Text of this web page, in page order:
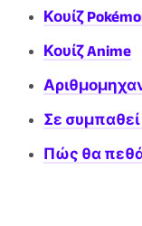
Κουίζ
Κουίζ Anime
Σε
Πώς θα